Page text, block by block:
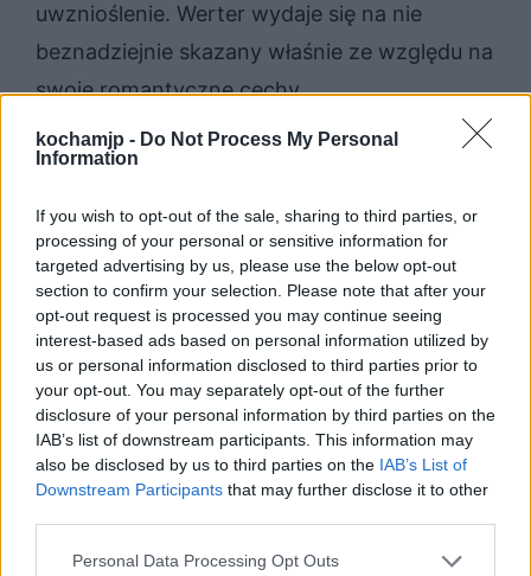
kochamjp - Do Not Process My Personal
Information
If you wish to opt-out of the sale, sharing to third parties, or
processing of your personal or sensitive information for
targeted advertising by us, please use the below opt-out
section to confirm your selection. Please note that after your
opt-out request is processed you may continue seeing
interest-based ads based on personal information utilized by
us or personal information disclosed to third parties prior to
your opt-out. You may separately opt-out of the further
disclosure of your personal information by third parties on the
IAB’s list of downstream participants. This information may
also be disclosed by us to third parties on the IAB’s List of
Downstream Participants that may further disclose it to other
Personal Data Processing Opt Outs
uwznioślenie. Werter wydaje się na nie
beznadziejnie skazany właśnie ze względu na
swoje romantyczne cechy.